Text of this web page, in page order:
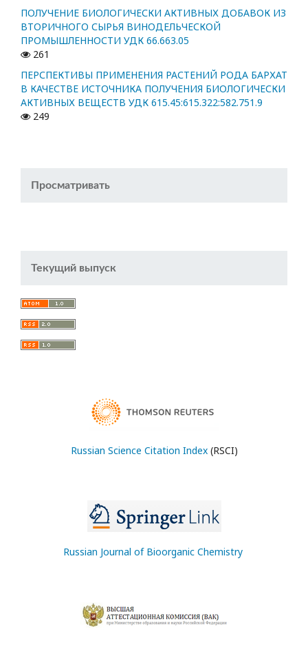
ПОЛУЧЕНИЕ БИОЛОГИЧЕСКИ АКТИВНЫХ ДОБАВОК ИЗ
ВТОРИЧНОГО СЫРЬЯ ВИНОДЕЛЬЧЕСКОЙ
ПРОМЫШЛЕННОСТИ УДК 66.663.05
261
ПЕРСПЕКТИВЫ ПРИМЕНЕНИЯ РАСТЕНИЙ РОДА БАРХАТ
В КАЧЕСТВЕ ИСТОЧНИКА ПОЛУЧЕНИЯ БИОЛОГИЧЕСКИ
АКТИВНЫХ ВЕЩЕСТВ УДК 615.45:615.322:582.751.9
249
Просматривать
Текущий выпуск
Russian Science Citation Index(RSCI)
Russian Journal of Bioorganic Chemistry